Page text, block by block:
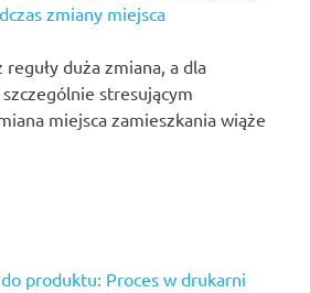
zmiany miejsca
duża zmiana, a dla
stresującym
miejsca zamieszkania wiąże
produktu: Proces w drukarni